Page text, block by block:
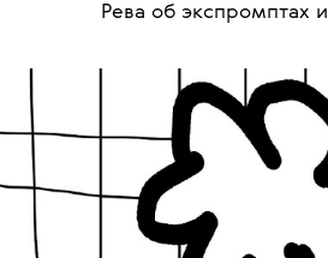
Рева об экспромптах